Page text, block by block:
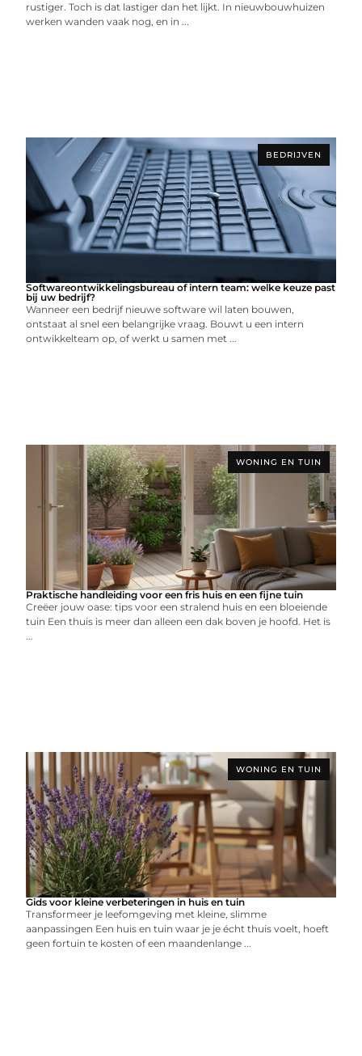
rustiger. Toch is dat lastiger dan het lijkt. In nieuwbouwhuizen
werken wanden vaak nog, en in ...
BEDRIJVEN
Softwareontwikkelingsbureau of intern team: welke keuze past
bij uw bedrijf?
Wanneer een bedrijf nieuwe software wil laten bouwen,
ontstaat al snel een belangrijke vraag. Bouwt u een intern
ontwikkelteam op, of werkt u samen met ...
WONING EN TUIN
Praktische handleiding voor een fris huis en een fijne tuin
Creëer jouw oase: tips voor een stralend huis en een bloeiende
tuin Een thuis is meer dan alleen een dak boven je hoofd. Het is
...
WONING EN TUIN
Gids voor kleine verbeteringen in huis en tuin
Transformeer je leefomgeving met kleine, slimme
aanpassingen Een huis en tuin waar je je écht thuis voelt, hoeft
geen fortuin te kosten of een maandenlange ...